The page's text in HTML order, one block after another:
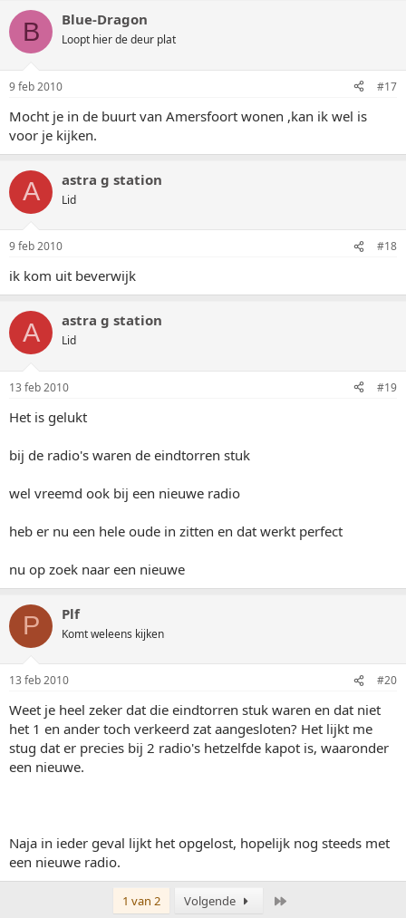
B Blue-Dragon
Loopt hier de deur plat
9 feb 2010 #17
Mocht je in de buurt van Amersfoort wonen ,kan ik wel is
voor je kijken.
A astra g station
Lid
9 feb 2010 #18
ik kom uit beverwijk
A astra g station
Lid
13 feb 2010 #19
Het is gelukt
bij de radio's waren de eindtorren stuk
wel vreemd ook bij een nieuwe radio
heb er nu een hele oude in zitten en dat werkt perfect
nu op zoek naar een nieuwe
P Plf
Komt weleens kijken
13 feb 2010 #20
Weet je heel zeker dat die eindtorren stuk waren en dat niet
het 1 en ander toch verkeerd zat aangesloten? Het lijkt me
stug dat er precies bij 2 radio's hetzelfde kapot is, waaronder
een nieuwe.
Naja in ieder geval lijkt het opgelost, hopelijk nog steeds met
een nieuwe radio.
1 van 2 Volgende